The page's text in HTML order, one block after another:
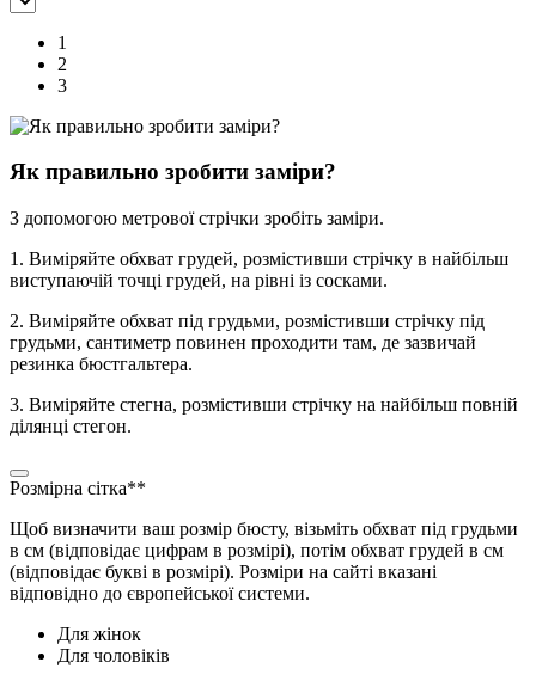
1
2
3
Як правильно зробити заміри?
З допомогою метрової стрічки зробіть заміри.
1. Виміряйте обхват грудей, розмістивши стрічку в найбільш
виступаючій точці грудей, на рівні із сосками.
2. Виміряйте обхват під грудьми, розмістивши стрічку під
грудьми, сантиметр повинен проходити там, де зазвичай
резинка бюстгальтера.
3. Виміряйте стегна, розмістивши стрічку на найбільш повній
ділянці стегон.
Розмірна сітка**
Щоб визначити ваш розмір бюсту, візьміть обхват під грудьми
в см (відповідає цифрам в розмірі), потім обхват грудей в см
(відповідає букві в розмірі). Розміри на сайті вказані
відповідно до європейської системи.
Для жінок
Для чоловіків